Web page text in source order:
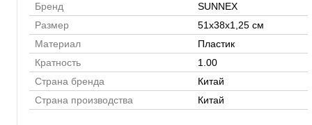
Бренд
SUNNEX
Размер
51х38х1,25 см
Материал
Пластик
Кратность
1.00
Страна бренда
Китай
Страна производства
Китай